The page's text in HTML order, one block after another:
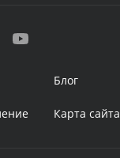
Блог
Карта сайта